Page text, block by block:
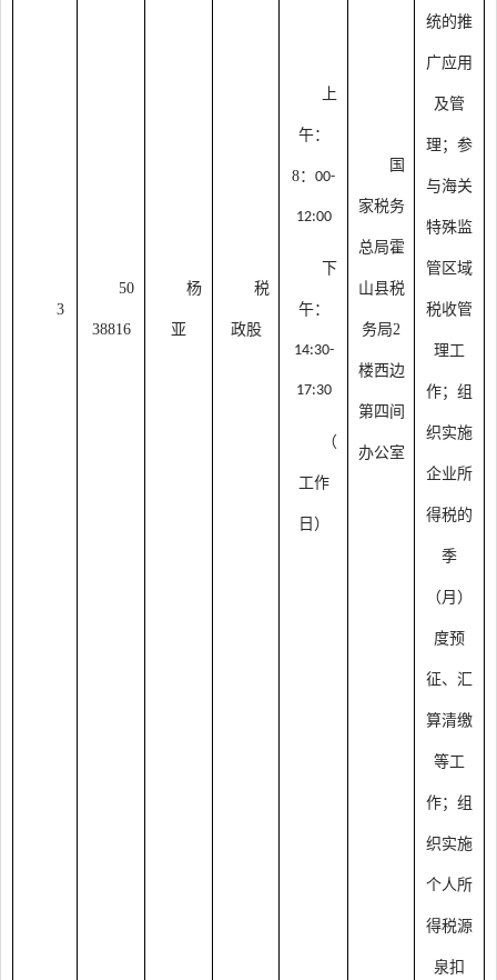
3
50
38816
杨
亚
税
政股
上
午：
8： 00-
12:00
下
午：
14:30-
17:30
（
工作
日）
国
家税务
总局霍
山县税
务局2
楼西边
第四间
办公室
统的推
广应用
及管
理；参
与海关
特殊监
管区域
税收管
理工
作；组
织实施
企业所
得税的
季
（月）
度预
征、汇
算清缴
等工
作；组
织实施
个人所
得税源
泉扣